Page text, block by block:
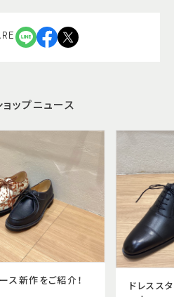
ップニュース
ス新作をご紹介！
ドレスス